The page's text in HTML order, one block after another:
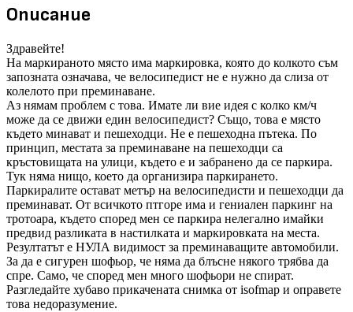
Описание
Здравейте!
На маркираното място има маркировка, която до колкото съм
запозната означава, че велосипедист не е нужно да слиза от
колелото при преминаване.
Аз нямам проблем с това. Имате ли вие идея с колко км/ч
може да се движи един велосипедист? Също, това е място
където минават и пешеходци. Не е пешеходна пътека. По
принцип, местата за преминаване на пешеходци са
кръстовищата на улици, където е и забранено да се паркира.
Тук няма нищо, което да организира паркирането.
Паркиралите остават метър на велосипедисти и пешеходци да
преминават. От всичкото птгоре има и гениален паркинг на
тротоара, където според мен се паркира нелегално имайки
предвид разликата в настилката и маркировката на места.
Резултатът е НУЛА видимост за преминаващите автомобили.
За да е сигурен шофьор, че няма да блъсне някого трябва да
спре. Само, че според мен много шофьори не спират.
Разгледайте хубаво прикачената снимка от isofmap и оправете
това недоразумение.